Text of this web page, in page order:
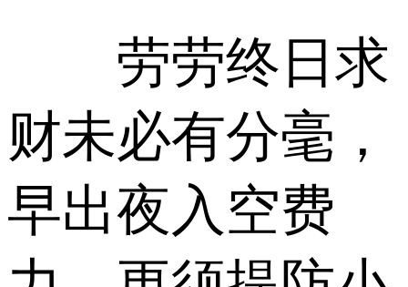
劳劳终日求
财未必有分毫，
早出夜入空费